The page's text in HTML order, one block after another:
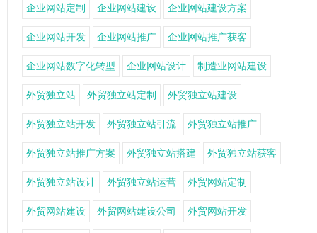
企业网站定制 企业网站建设 企业网站建设方案
企业网站开发 企业网站推广 企业网站推广获客
企业网站数字化转型 企业网站设计 制造业网站建设
外贸独立站 外贸独立站定制 外贸独立站建设
外贸独立站开发 外贸独立站引流 外贸独立站推广
外贸独立站推广方案 外贸独立站搭建 外贸独立站获客
外贸独立站设计 外贸独立站运营 外贸网站定制
外贸网站建设 外贸网站建设公司 外贸网站开发